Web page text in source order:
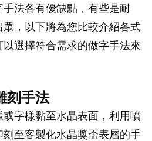
法各有優缺點，有些是耐
，以下將為您比較介紹各式
選擇符合需求的做字手法來
刻手法
字樣黏至水晶表面，利用噴
至客製化水晶獎盃表層的手